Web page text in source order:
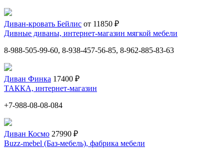
Диван-кровать Бейлис от 11850 ₽
Дивные диваны, интернет-магазин мягкой мебели
8-988-505-99-60, 8-938-457-56-85, 8-962-885-83-63
Диван Финка 17400 ₽
ТАККА, интернет-магазин
+7-988-08-08-084
Диван Космо 27990 ₽
Buzz-mebel (Баз-мебель), фабрика мебели